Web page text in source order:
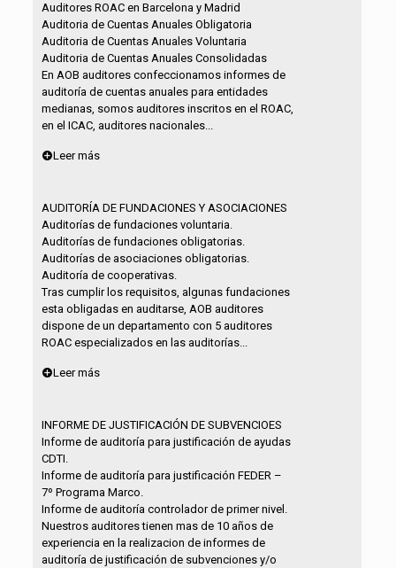
Auditores ROAC en Barcelona y Madrid
Auditoria de Cuentas Anuales Obligatoria
Auditoria de Cuentas Anuales Voluntaria
Auditoria de Cuentas Anuales Consolidadas
En AOB auditores confeccionamos informes de
auditoría de cuentas anuales para entidades
medianas, somos auditores inscritos en el ROAC,
en el ICAC, auditores nacionales...
Leer más
AUDITORÍA DE FUNDACIONES Y ASOCIACIONES
Auditorías de fundaciones voluntaria.
Auditorías de fundaciones obligatorias.
Auditorías de asociaciones obligatorias.
Auditoría de cooperativas.
Tras cumplir los requisitos, algunas fundaciones
esta obligadas en auditarse, AOB auditores
dispone de un departamento con 5 auditores
ROAC especializados en las auditorías...
Leer más
INFORME DE JUSTIFICACIÓN DE SUBVENCIOES
Informe de auditoría para justificación de ayudas
CDTI.
Informe de auditoría para justificación FEDER –
7º Programa Marco.
Informe de auditoría controlador de primer nivel.
Nuestros auditores tienen mas de 10 años de
experiencia en la realizacion de informes de
auditoría de justificación de subvenciones y/o